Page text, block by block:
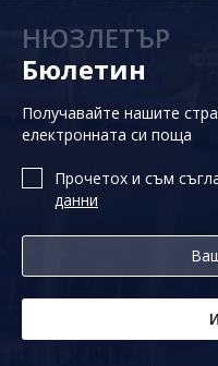
НЮЗЛЕТЪР
Бюлетин
Получавайте нашите
електронната си поща
Прочетох и съм
данни